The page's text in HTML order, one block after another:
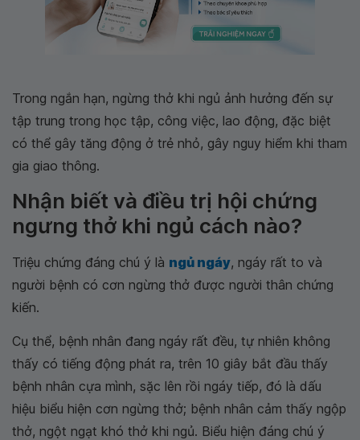
Trong ngắn hạn, ngừng thở khi ngủ ảnh hưởng đến sự
tập trung trong học tập, công việc, lao động, đặc biệt
có thể gây tăng động ở trẻ nhỏ, gây nguy hiểm khi tham
gia giao thông.
Nhận biết và điều trị hội chứng
ngưng thở khi ngủ cách nào?
Triệu chứng đáng chú ý là ngủ ngáy, ngáy rất to và
người bệnh có cơn ngừng thở được người thân chứng
kiến.
Cụ thể, bệnh nhân đang ngáy rất đều, tự nhiên không
thấy có tiếng động phát ra, trên 10 giây bắt đầu thấy
bệnh nhân cựa mình, sặc lên rồi ngáy tiếp, đó là dấu
hiệu biểu hiện cơn ngừng thở; bệnh nhân cảm thấy ngộp
thở, ngột ngạt khó thở khi ngủ. Biểu hiện đáng chú ý